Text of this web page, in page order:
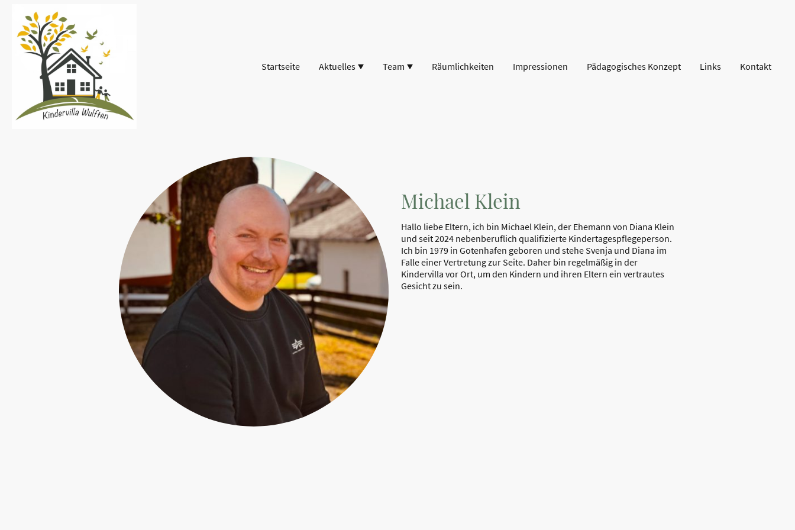
Startseite Aktuelles Team Räumlichkeiten Impressionen Pädagogisches Konzept Links Kontakt
Michael Klein
Hallo liebe Eltern, ich bin Michael Klein, der Ehemann von Diana Klein
und seit 2024 nebenberuflich qualifizierte Kindertagespflegeperson.
Ich bin 1979 in Gotenhafen geboren und stehe Svenja und Diana im
Falle einer Vertretung zur Seite. Daher bin regelmäßig in der
Kindervilla vor Ort, um den Kindern und ihren Eltern ein vertrautes
Gesicht zu sein.